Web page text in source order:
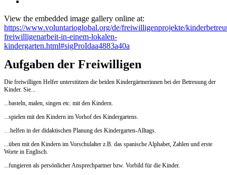
View the embedded image gallery online at:
https://www.voluntarioglobal.org/de/freiwilligenprojekte/
freiwilligenarbeit-in-einem-lokalen-
kindergarten.html#sigProIdaa4883a40a
Aufgaben der Freiwilligen
Die freiwilligen Helfer unterstützen die beiden Kindergärtnerinnen bei der Betreuung der
Kinder. Sie...
...basteln, malen, singen etc. mit den Kindern.
...spielen mit den Kindern im Vorhof des Kindergartens.
…helfen in der didaktischen Planung des Kindergarten-Alltags.
...üben mit den Kindern im Vorschulalter z.B. das spanische Alphabet, Zahlen und erste
Worte in Englisch.
...fungieren als persönlicher Ansprechpartner bzw. Vorbild für die Kinder.